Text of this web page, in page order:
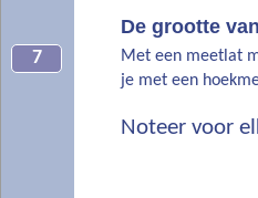
De grootte
7
Met een meetlat
je met een
Noteer voor